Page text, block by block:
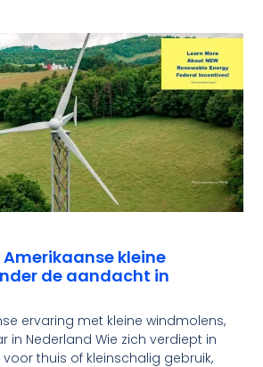
kleine
de aandacht in
ervaring met kleine windmolens,
in Nederland Wie zich verdiept in
thuis of kleinschalig gebruik,